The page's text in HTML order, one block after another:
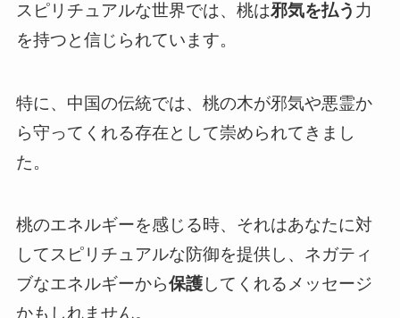
スピリチュアルな世界では、桃は邪気を払う 力
を持つと信じられています。
特に、中国の伝統では、桃の木が邪気や悪霊か
ら守ってくれる存在として崇められてきまし
た。
桃のエネルギーを感じる時、それはあなたに対
してスピリチュアルな防御を提供し、ネガティ
ブなエネルギーから保護してくれるメッセージ
かもしれません。